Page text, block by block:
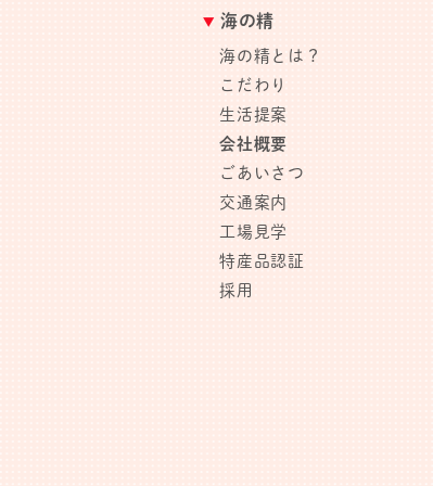
海の精
海の精とは？
こだわり
生活提案
会社概要
ごあいさつ
交通案内
工場見学
特産品認証
採用